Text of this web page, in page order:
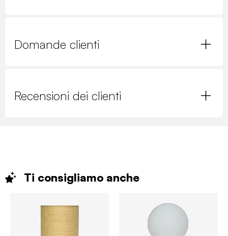
Domande clienti
Recensioni dei clienti
Ti consigliamo anche